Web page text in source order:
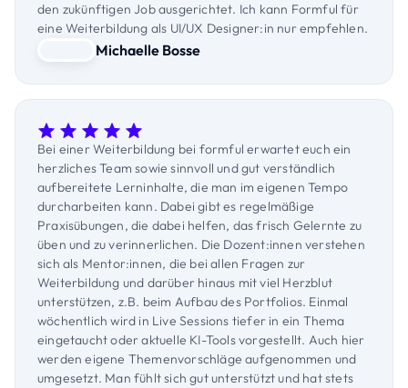
den zukünftigen Job ausgerichtet. Ich kann Formful für
eine Weiterbildung als UI/UX Designer:in nur empfehlen.
Michaelle Bosse
Bei einer Weiterbildung bei formful erwartet euch ein
herzliches Team sowie sinnvoll und gut verständlich
aufbereitete Lerninhalte, die man im eigenen Tempo
durcharbeiten kann. Dabei gibt es regelmäßige
Praxisübungen, die dabei helfen, das frisch Gelernte zu
üben und zu verinnerlichen. Die Dozent:innen verstehen
sich als Mentor:innen, die bei allen Fragen zur
Weiterbildung und darüber hinaus mit viel Herzblut
unterstützen, z.B. beim Aufbau des Portfolios. Einmal
wöchentlich wird in Live Sessions tiefer in ein Thema
eingetaucht oder aktuelle KI-Tools vorgestellt. Auch hier
werden eigene Themenvorschläge aufgenommen und
umgesetzt. Man fühlt sich gut unterstützt und hat stets